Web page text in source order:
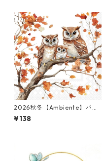
2026秋冬【Ambiente】バラ
売り2枚 ランチサイズ ペーパ
ーナプキン Family of Owls
¥138